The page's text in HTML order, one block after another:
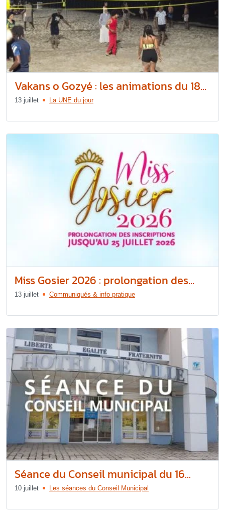
Vakans o Gozyé : les animations du 18...
13 juillet La UNE du jour
Miss Gosier 2026 : prolongation des...
13 juillet Communiqués & info pratique
Séance du Conseil municipal du 16...
10 juillet Les séances du Conseil Municipal